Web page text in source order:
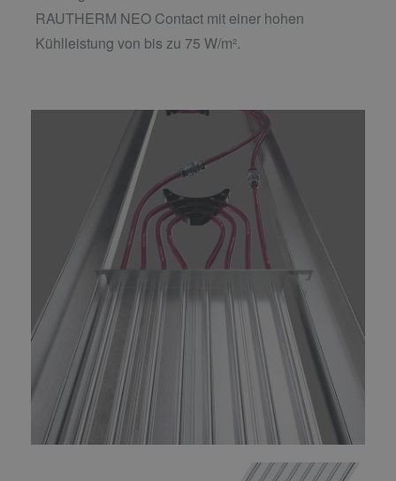
RAUTHERM NEO Contact mit einer hohen
Kühlleistung von bis zu 75 W/m².